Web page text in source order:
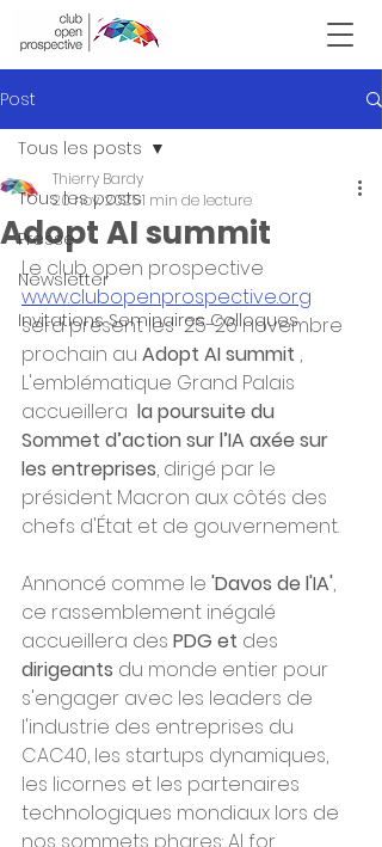
Victor Hugo
Post
Tous les posts
Presse
Newsletter
Invitations Seminaires Colloques
Tous les posts
Adopt AI summit
Thierry Bardy
20 nov. 20251 min de lecture
Le club open prospective
www.clubopenprospective.org
sera présent les  25-26 novembre
prochain au Adopt AI summit ,
L'emblématique Grand Palais
accueillera la poursuite du
Sommet d’action sur l’IA axée sur
les entreprises, dirigé par le
président Macron aux côtés des
chefs d'État et de gouvernement.
Annoncé comme le 'Davos de l'IA',
ce rassemblement inégalé
accueillera des PDG et des
dirigeants du monde entier pour
s'engager avec les leaders de
l'industrie des entreprises du
CAC40, les startups dynamiques,
les licornes et les partenaires
technologiques mondiaux lors de